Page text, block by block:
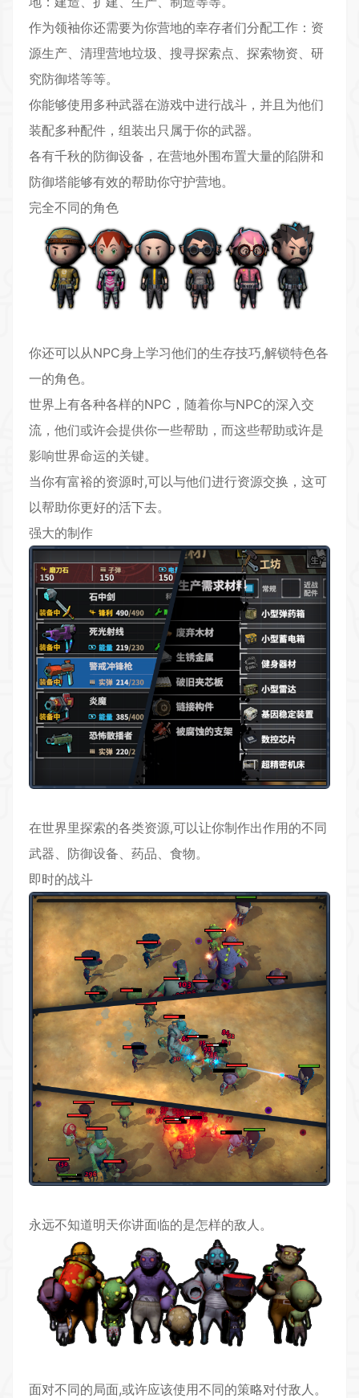
作为领袖你还需要为你营地的幸存者们分配工作：资
源生产、清理营地垃圾、搜寻探索点、探索物资、研
究防御塔等等。
你能够使用多种武器在游戏中进行战斗，并且为他们
装配多种配件，组装出只属于你的武器。
各有千秋的防御设备，在营地外围布置大量的陷阱和
防御塔能够有效的帮助你守护营地。
完全不同的角色
你还可以从NPC身上学习他们的生存技巧,解锁特色各
一的角色。
世界上有各种各样的NPC，随着你与NPC的深入交
流，他们或许会提供你一些帮助，而这些帮助或许是
影响世界命运的关键。
当你有富裕的资源时,可以与他们进行资源交换，这可
以帮助你更好的活下去。
强大的制作
在世界里探索的各类资源,可以让你制作出作用的不同
武器、防御设备、药品、食物。
即时的战斗
永远不知道明天你讲面临的是怎样的敌人。
面对不同的局面,或许应该使用不同的策略对付敌人。